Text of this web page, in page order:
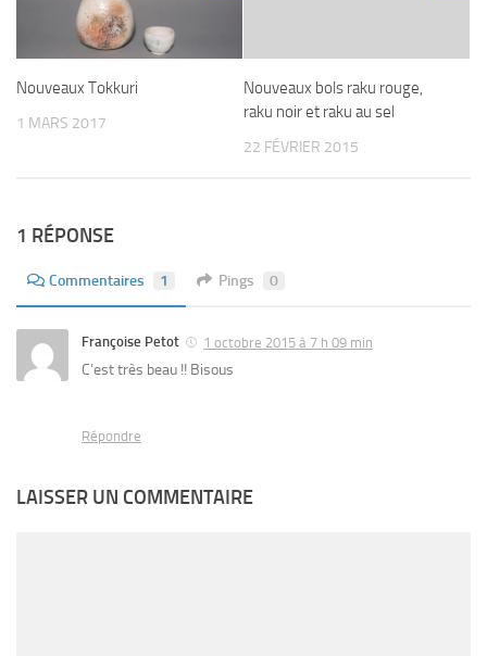
Nouveaux Tokkuri
1 MARS 2017
Nouveaux bols raku rouge,
raku noir et raku au sel
22 FÉVRIER 2015
1 RÉPONSE
Commentaires 1 Pings 0
Françoise Petot 1 octobre 2015 à 7 h 09 min
C’est très beau !! Bisous
Répondre
LAISSER UN COMMENTAIRE